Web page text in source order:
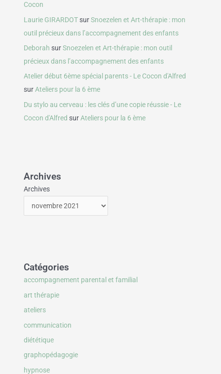
Cocon
Laurie GIRARDOT surSnoezelen et Art-thérapie : mon
outil précieux dans l’accompagnement des enfants
Deborah surSnoezelen et Art-thérapie : mon outil
précieux dans l’accompagnement des enfants
Atelier début 6ème spécial parents - Le Cocon d'Alfred
surAteliers pour la 6 ème
Du stylo au cerveau : les clés d’une copie réussie - Le
Cocon d'Alfred surAteliers pour la 6 ème
Archives
Archives
Catégories
accompagnement parental et familial
art thérapie
ateliers
communication
diététique
graphopédagogie
hypnose